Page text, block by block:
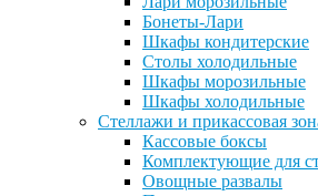
Бонеты-Лари
Шкафы кондитерские
Столы холодильные
Шкафы морозильные
Шкафы холодильные
Стеллажи и прикассовая
Кассовые боксы
Комплектующие для
Овощные развалы